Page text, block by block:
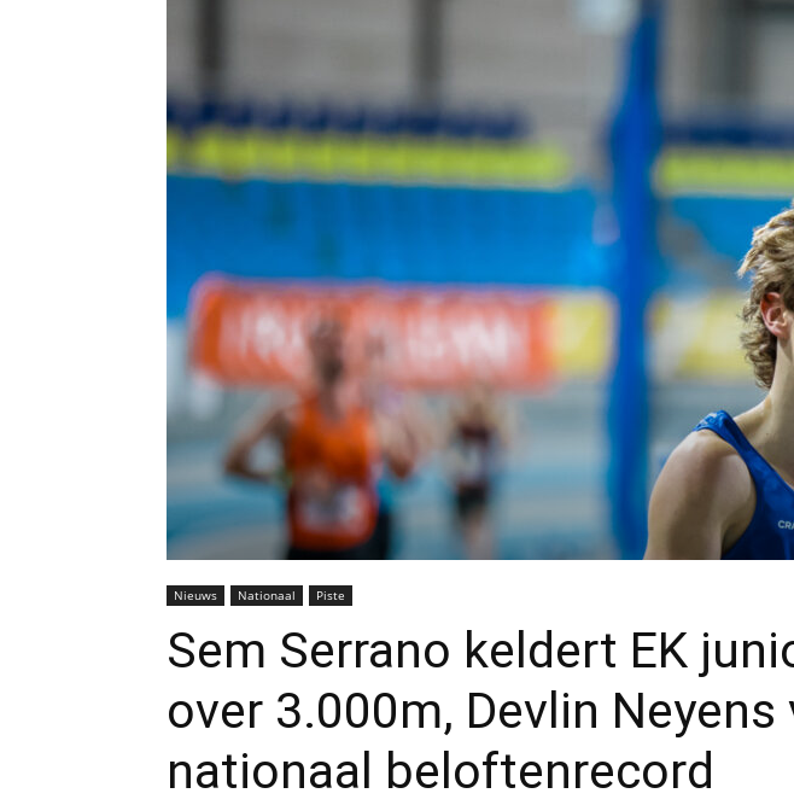
Nieuws Nationaal Piste
Sem Serrano keldert EK
over 3.000m, Devlin
nationaal beloftenrecord